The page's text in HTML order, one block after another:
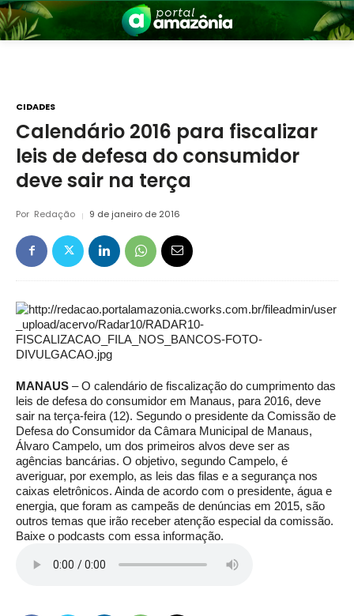
Amazônia
CIDADES
Calendário 2016 para fiscalizar
leis de defesa do consumidor
deve sair na terça
Por Redação 9 de janeiro de 2016
MANAUS – O calendário de fiscalização do cumprimento das
leis de defesa do consumidor em Manaus, para 2016, deve
sair na terça-feira (12). Segundo o presidente da Comissão de
Defesa do Consumidor da Câmara Municipal de Manaus,
Álvaro Campelo, um dos primeiros alvos deve ser as
agências bancárias. O objetivo, segundo Campelo, é
averiguar, por exemplo, as leis das filas e a segurança nos
caixas eletrônicos. Ainda de acordo com o presidente, água e
energia, que foram as campeãs de denúncias em 2015, são
outros temas que irão receber atenção especial da comissão.
Baixe o podcasts com essa informação.